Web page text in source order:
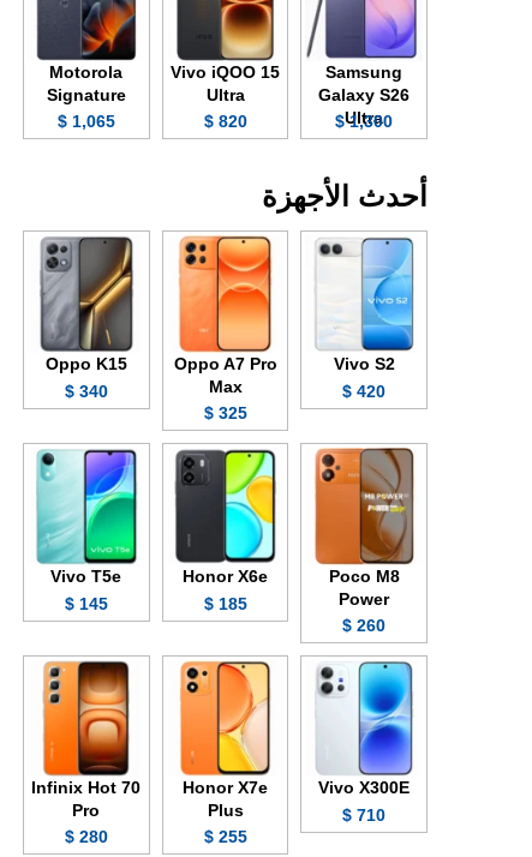
Samsung
Galaxy S26
Ultra
1,300 $
Vivo iQOO 15
Ultra
820 $
Motorola
Signature
1,065 $
أحدث الأجهزة
Vivo S2
420 $
Oppo A7 Pro
Max
325 $
Oppo K15
340 $
Poco M8
Power
260 $
Honor X6e
185 $
Vivo T5e
145 $
Vivo X300E
710 $
Honor X7e
Plus
255 $
Infinix Hot 70
Pro
280 $